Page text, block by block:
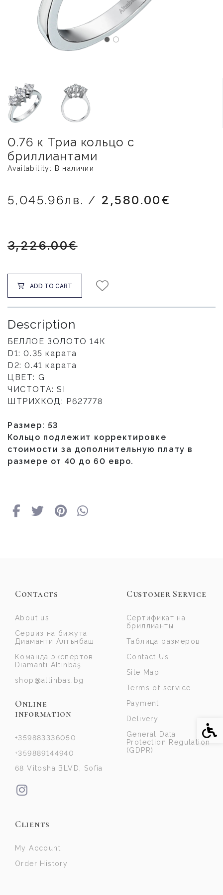
0.76 к Триа кольцо с
бриллиантами
Availability: В наличии
5,045.96лв. / 2,580.00€
3,226.00€
ADD TO CART
Description
БЕЛЛОЕ ЗОЛОТО 14К
D1: 0.35 карата
D2: 0.41 карата
ЦВЕТ: G
ЧИСТОТА: SI
ШТРИХКОД: P627778
Размер: 53
Кольцо подлежит корректировке
стоимости за дополнительную плату в
размере от 40 до 60 евро.
Contacts
About us
Сервиз на бижута
Диаманти Алтънбаш
Команда экспертов
Diamanti Altınbaş
shop@altinbas.bg
Online
information
+359883336050
+359889144940
68 Vitosha BLVD, Sofia
Customer Service
Сертификат на
бриллианты
Таблица размеров
Contact Us
Site Map
Terms of service
Payment
Delivery
General Data
Protection Regulation
(GDPR)
Clients
My Account
Order History